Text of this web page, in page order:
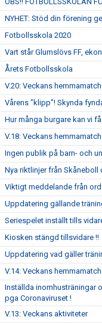
NYHET: Stöd din förening
Fotbollsskola 2020
Vart står Glumslövs FF,
Årets Fotbollsskola
V.20: Veckans
Vårens "klipp"! Skynda
Hur många burgare kan vi
V.18: Veckans
Ingen publik på barn- och
Nya riktlinjer från
Viktigt meddelande från
Uppdatering gällande
Seriespelet inställt tills
Kiosken stängd tillsvidare !!
Uppdatering vad gäller
V.14: Veckans
Inställda inomhusträningar
pga Coronaviruset !
V.13: Veckans aktiviteter